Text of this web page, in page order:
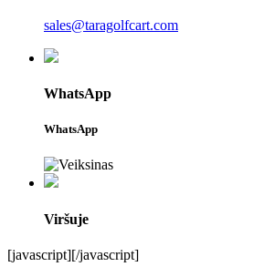
sales@taragolfcart.com
WhatsApp
WhatsApp
Viršuje
[javascript][/javascript]